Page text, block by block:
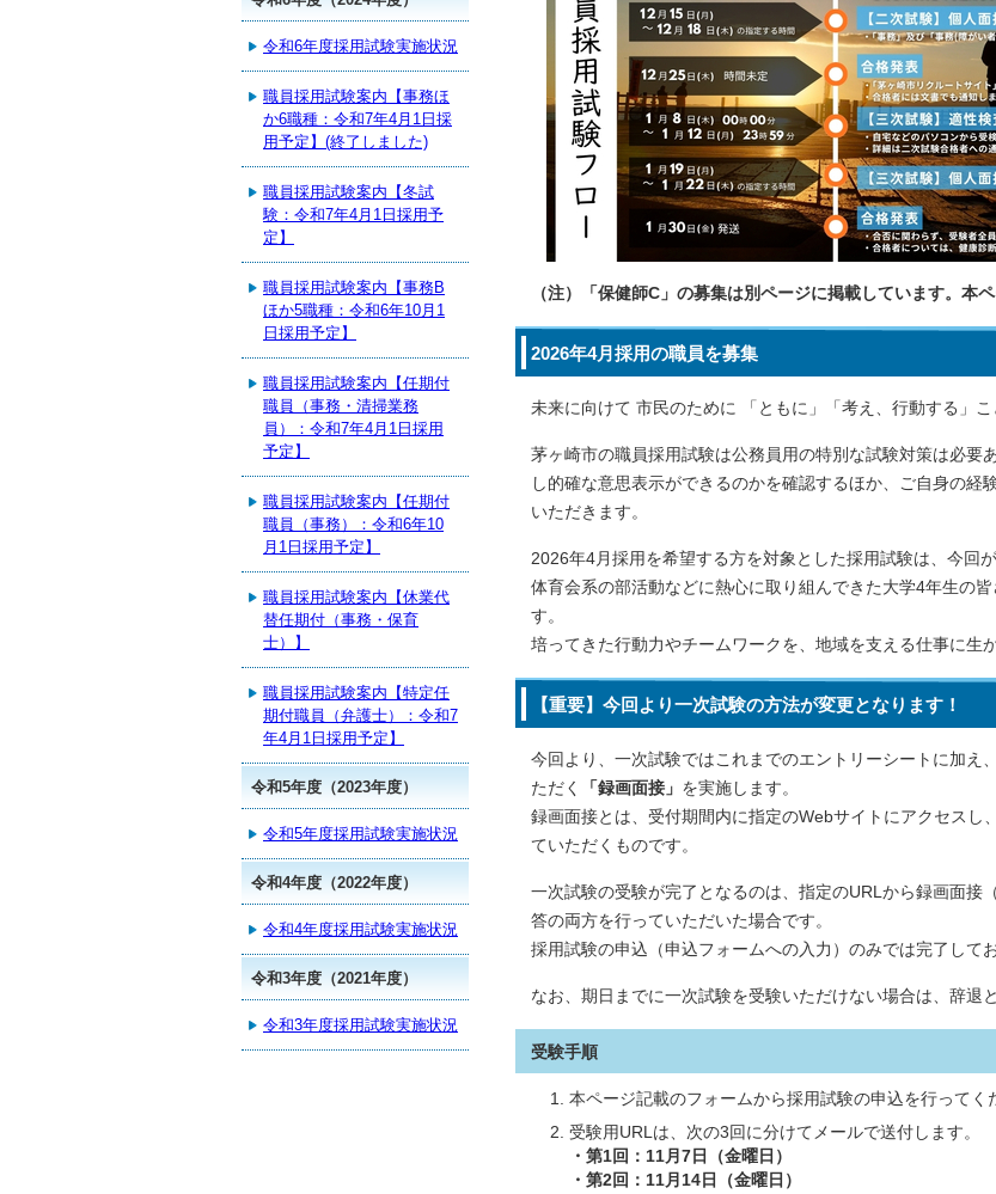
（注）「保健師C」の募集は別ページに掲載しています。本
2026年4月採用の職員を募集
未来に向けて 市民のために 「ともに」「考え、行動する」こ
茅ヶ崎市の職員採用試験は公務員用の特別な試験対策は必要
し的確な意思表示ができるのかを確認するほか、ご自身の経
いただきます。
2026年4月採用を希望する方を対象とした採用試験は、今回が
体育会系の部活動などに熱心に取り組んできた大学4年生の
す。
培ってきた行動力やチームワークを、地域を支える仕事に生
【重要】今回より一次試験の方法が変更となります！
今回より、一次試験ではこれまでのエントリーシートに加え
ただく
「録画面接」 を実施します。
録画面接とは、受付期間内に指定のWebサイトにアクセスし
ていただくものです。
一次試験の受験が完了となるのは、指定のURLから録画面接
答の両方を行っていただいた場合です。
採用試験の申込（申込フォームへの入力）のみでは完了して
なお、期日までに一次試験を受験いただけない場合は、辞退
受験手順
本ページ記載のフォームから採用試験の申込を行ってく
受験用URLは、次の3回に分けてメールで送付します。
・第1回 ：11月7日（金曜日）
・第2回：11月14日（金曜日）
令和6年度採用試験実施状況
職員採用試験案内【事務ほ
か6職種：令和7年4月1日採
用予定】(終了しました)
職員採用試験案内【冬試
験：令和7年4月1日採用予
定】
職員採用試験案内【事務B
ほか5職種：令和6年10月1
日採用予定】
職員採用試験案内【任期付
職員（事務・清掃業務
員）：令和7年4月1日採用
予定】
職員採用試験案内【任期付
職員（事務）：令和6年10
月1日採用予定】
職員採用試験案内【休業代
替任期付（事務・保育
士）】
職員採用試験案内【特定任
期付職員（弁護士）：令和7
年4月1日採用予定】
令和5年度（2023年度）
令和5年度採用試験実施状況
令和4年度（2022年度）
令和4年度採用試験実施状況
令和3年度（2021年度）
令和3年度採用試験実施状況